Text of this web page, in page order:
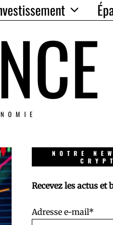
NOTRE
Recevez les actus et
Adresse e-mail*